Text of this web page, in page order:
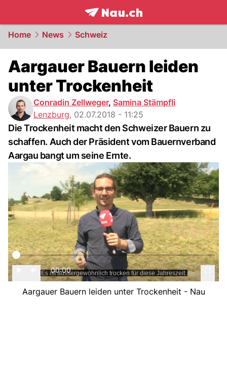
frontpage.NAU.ch
Home News Schweiz
Aargauer Bauern leiden
unter Trockenheit
Conradin Zellweger, Samina Stämpfli
Lenzburg, 02.07.2018 - 11:25
Die Trockenheit macht den Schweizer Bauern zu
schaffen. Auch der Präsident vom Bauernverband
Aargau bangt um seine Ernte.
00:00
Aargauer Bauern leiden unter Trockenheit - Nau